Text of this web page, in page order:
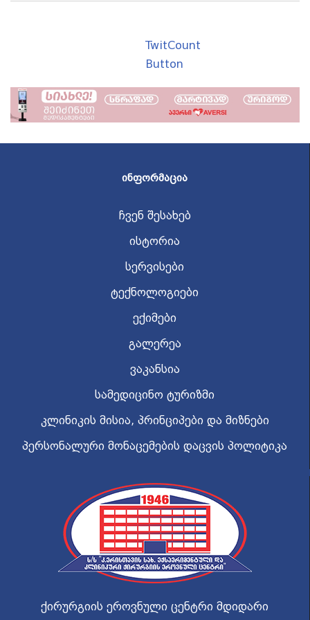
TwitCount
Button
ᲘᲜᲤᲝᲠᲛᲐᲪᲘᲐ
ჩვენ შესახებ
ისტორია
სერვისები
ტექნოლოგიები
ექიმები
გალერეა
ვაკანსია
სამედიცინო ტურიზმი
კლინიკის მისია, პრინციპები და მიზნები
პერსონალური მონაცემების დაცვის პოლიტიკა
ქირურგიის ეროვნული ცენტრი მდიდარი